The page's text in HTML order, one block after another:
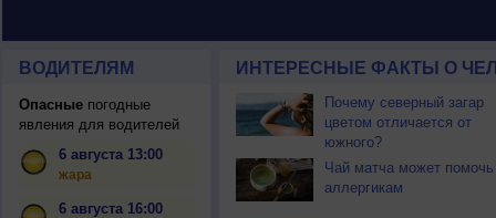
ВОДИТЕЛЯМ
Опасныепогодные
явления для водителей
6 августа 13:00
жара
6 августа 16:00
ИНТЕРЕСНЫЕ ФАКТЫ О
Почему северный загар
цветом отличается от
южного?
Чай матча может помочь
аллергикам